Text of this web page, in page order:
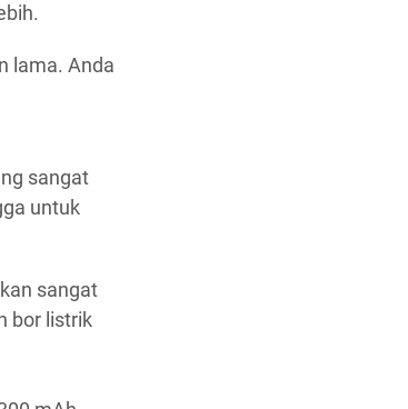
lama. Anda
sangat
untuk
sangat
bor listrik